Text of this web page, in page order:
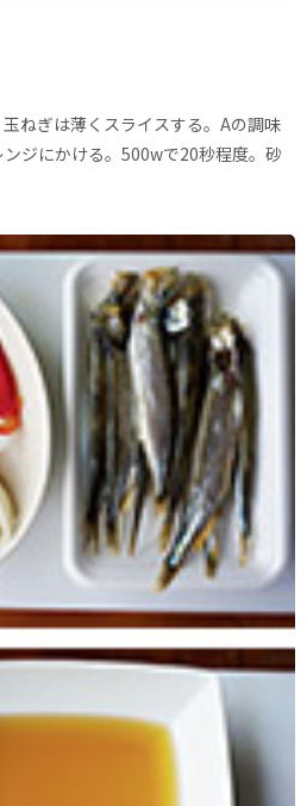
ねぎは薄くスライスする。Aの調味
ジにかける。500wで20秒程度。砂